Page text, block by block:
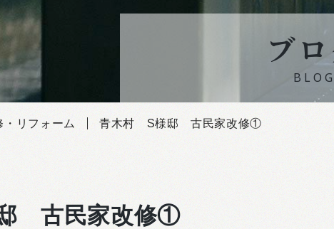
ブ
BLOG
・リフォーム 青木村 S様邸 古民家改修①
古民家改修①